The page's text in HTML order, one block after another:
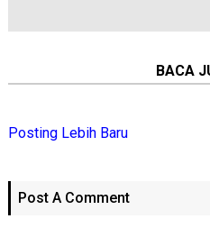
BACA
Posting Lebih Baru
Post A Comment